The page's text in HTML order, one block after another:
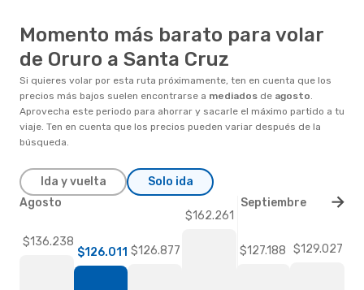
Momento más barato para volar
de Oruro a Santa Cruz
Si quieres volar por esta ruta próximamente, ten en cuenta que los
precios más bajos suelen encontrarse a mediados de agosto.
Aprovecha este periodo para ahorrar y sacarle el máximo partido a tu
viaje. Ten en cuenta que los precios pueden variar después de la
búsqueda.
Ida y vuelta Solo ida
$136.238
$126.011 $126.877
$162.261
$127.188 $129.027
Agosto Septiembre